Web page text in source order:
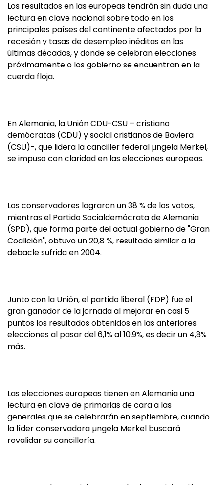
Los resultados en las europeas tendrán sin duda una
lectura en clave nacional sobre todo en los
principales países del continente afectados por la
recesión y tasas de desempleo inéditas en las
últimas décadas, y donde se celebran elecciones
próximamente o los gobierno se encuentran en la
cuerda floja.
En Alemania, la Unión CDU-CSU – cristiano
demócratas (CDU) y social cristianos de Baviera
(CSU)-, que lidera la canciller federal µngela Merkel,
se impuso con claridad en las elecciones europeas.
Los conservadores lograron un 38 % de los votos,
mientras el Partido Socialdemócrata de Alemania
(SPD), que forma parte del actual gobierno de "Gran
Coalición", obtuvo un 20,8 %, resultado similar a la
debacle sufrida en 2004.
Junto con la Unión, el partido liberal (FDP) fue el
gran ganador de la jornada al mejorar en casi 5
puntos los resultados obtenidos en las anteriores
elecciones al pasar del 6,1% al 10,9%, es decir un 4,8%
más.
Las elecciones europeas tienen en Alemania una
lectura en clave de primarias de cara a las
generales que se celebrarán en septiembre, cuando
la líder conservadora µngela Merkel buscará
revalidar su cancillería.